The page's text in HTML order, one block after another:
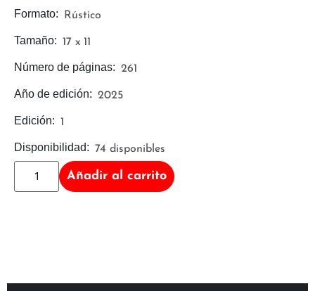
Añadir al carrito
Disponibilidad: 74 disponibles
Edición: 1
Año de edición: 2025
Número de páginas: 261
Tamaño: 17 x 11
Formato: Rústico